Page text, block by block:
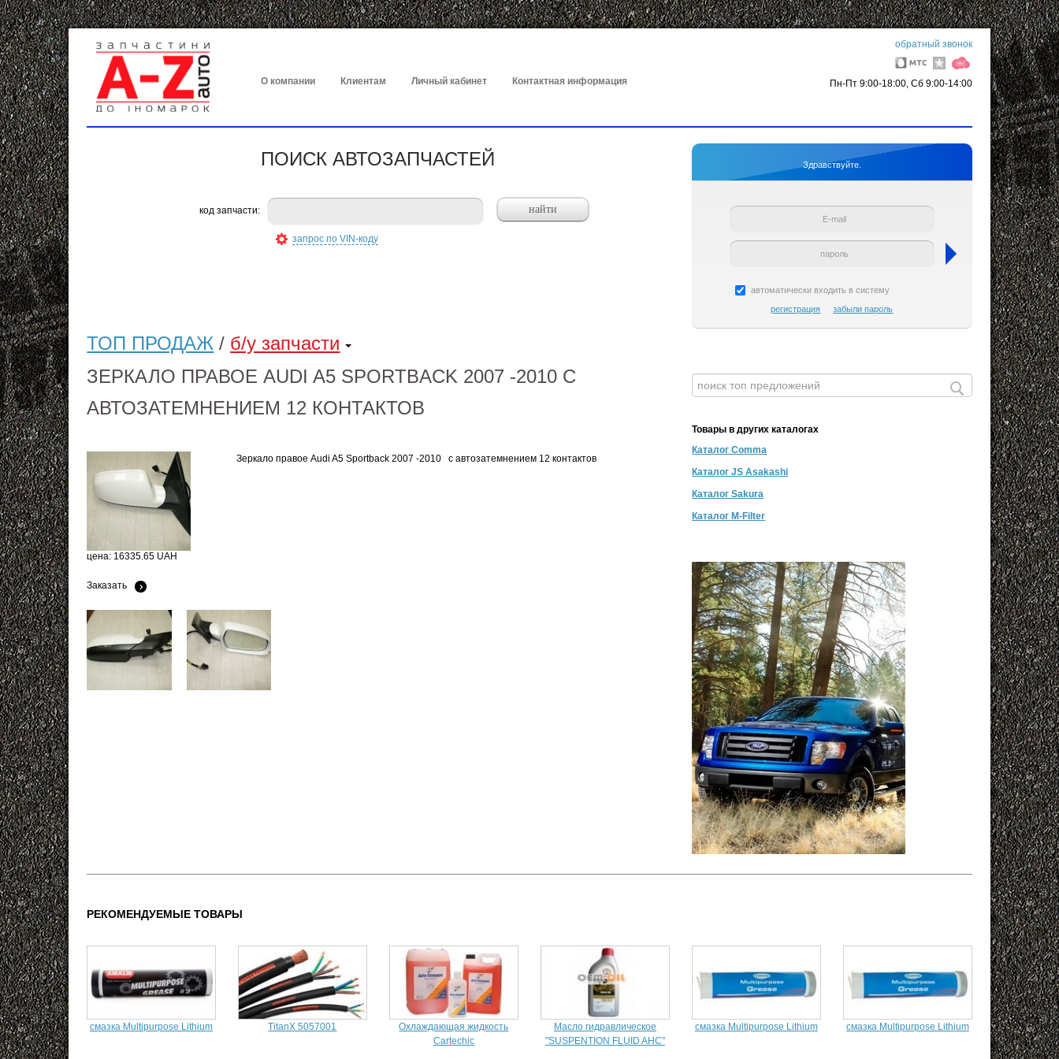
обратный звонок
Пн-Пт 9:00-18:00, Сб 9:00-14:00
О компании Клиентам Личный кабинет Контактная информация
ПОИСК АВТОЗАПЧАСТЕЙ
код запчасти:
запрос по VIN-коду
Здравствуйте.
автоматически входить в систему
регистрация
забыли пароль
ТОП ПРОДАЖ / б/у запчасти
ЗЕРКАЛО ПРАВОЕ AUDI A5 SPORTBACK 2007 -2010 С
АВТОЗАТЕМНЕНИЕМ 12 КОНТАКТОВ
цена: 16335.65 UAH
Заказать
Зеркало правое Audi A5 Sportback 2007 -2010 с автозатемнением 12 контактов
Товары в других каталогах
Каталог Comma
Каталог JS Asakashi
Каталог Sakura
Каталог M-Filter
РЕКОМЕНДУЕМЫЕ ТОВАРЫ
смазка Multipurpose Lithium TitanX 5057001
Охлаждающая жидкость
Cartechic
Масло гидравлическое
"SUSPENTION FLUID AHC"
смазка Multipurpose Lithium смазка Multipurpose Lithium